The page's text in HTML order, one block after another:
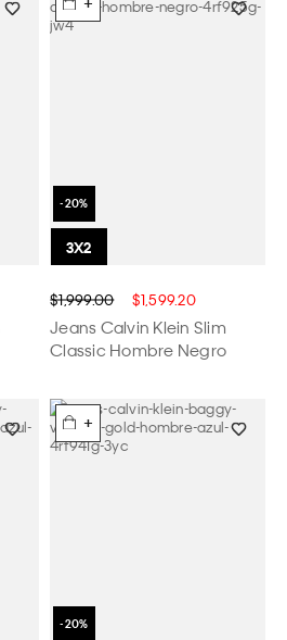
$1,999.00 $1,599.20
Jeans Calvin Klein Slim
Classic Hombre Negro
+